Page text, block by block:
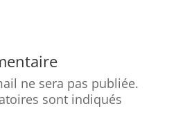
ne sera pas publiée.
sont indiqués